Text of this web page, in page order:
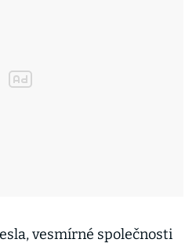
vesmírné společnosti